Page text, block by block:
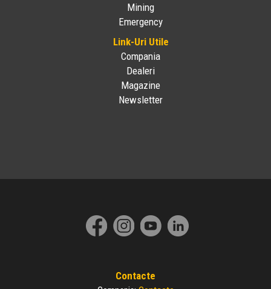
Mining
Emergency
Link-Uri Utile
Compania
Dealeri
Magazine
Newsletter
Contacte